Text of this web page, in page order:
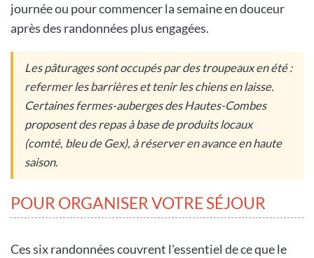
journée ou pour commencer la semaine en douceur
après des randonnées plus engagées.
Les pâturages sont occupés par des troupeaux en été :
refermer les barrières et tenir les chiens en laisse.
Certaines fermes-auberges des Hautes-Combes
proposent des repas à base de produits locaux
(comté, bleu de Gex), à réserver en avance en haute
saison.
POUR ORGANISER VOTRE SÉJOUR
Ces six randonnées couvrent l'essentiel de ce que le